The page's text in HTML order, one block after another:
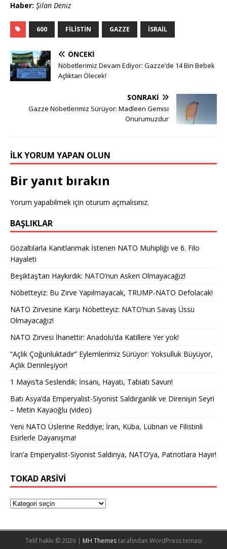
Haber: Şilan Deniz
600 FILISTIN GAZZE İSRAIL
ÖNCEKI
Nöbetlerimiz Devam Ediyor: Gazze’de 14 Bin Bebek
Açlıktan Ölecek!
SONRAKI
Gazze Nöbetlerimiz Sürüyor: Madleen Gemisi
Onurumuzdur
İLK YORUM YAPAN OLUN
Bir yanıt bırakın
Yorum yapabilmek için oturum açmalısınız.
BAŞLIKLAR
Gözaltılarla Kanıtlanmak İstenen NATO Muhipliği ve 6. Filo
Hayaleti
Beşiktaş’tan Haykırdık: NATO’nun Askeri Olmayacağız!
Nöbetteyiz: Bu Zirve Yapılmayacak, TRUMP-NATO Defolacak!
NATO Zirvesine Karşı Nöbetteyiz: NATO’nun Savaş Üssü
Olmayacağız!
NATO Zirvesi İhanettir: Anadolu’da Katillere Yer yok!
“Açlık Çoğunluktadır” Eylemlerimiz Sürüyor: Yoksulluk Büyüyor,
Açlık Derinleşiyor!
1 Mayıs’ta Seslendik: İnsanı, Hayatı, Tabiatı Savun!
Batı Asya’da Emperyalist-Siyonist Saldırganlık ve Direnişin Seyri
– Metin Kayaoğlu (video)
Yeni NATO Üslerine Reddiye; İran, Küba, Lübnan ve Filistinli
Esirlerle Dayanışma!
İran’a Emperyalist-Siyonist Saldırıya, NATO’ya, Patriotlara Hayır!
TOKAD ARSIVI
Telif hakkı © 2026 | MH Themestarafından WordPress teması